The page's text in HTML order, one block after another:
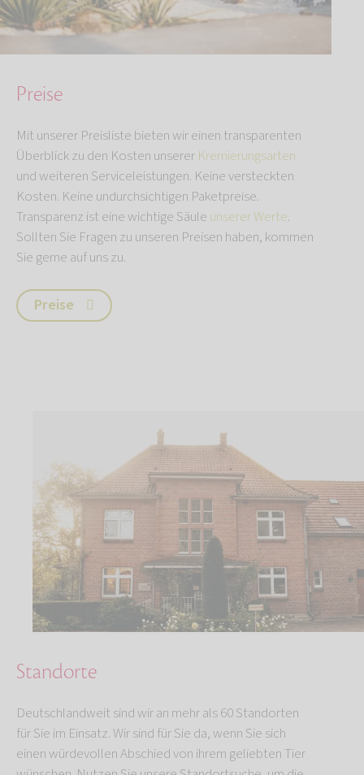
Preise
Mit unserer Preisliste bieten wir einen transparenten
Überblick zu den Kosten unserer Kremierungsarten
und weiteren Serviceleistungen. Keine versteckten
Kosten. Keine undurchsichtigen Paketpreise.
Transparenz ist eine wichtige Säule unserer Werte.
Sollten Sie Fragen zu unseren Preisen haben, kommen
Sie gerne auf uns zu.
Preise
Standorte
Deutschlandweit sind wir an mehr als 60 Standorten
für Sie im Einsatz. Wir sind für Sie da, wenn Sie sich
einen würdevollen Abschied von ihrem geliebten Tier